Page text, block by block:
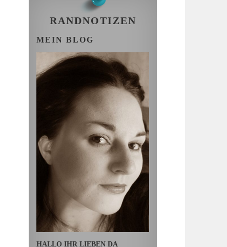
RANDNOTIZEN
MEIN BLOG
HALLO IHR LIEBEN DA